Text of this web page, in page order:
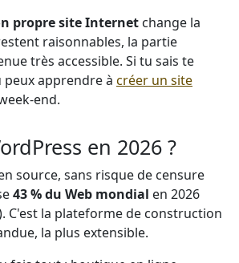
propre site Internet change la
raisonnables, la partie
très accessible. Si tu sais te
apprendre à créer un site
end.
en 2026 ?
source, sans risque de censure
43 % du Web mondial en 2026
C'est la plateforme de construction
la plus extensible.